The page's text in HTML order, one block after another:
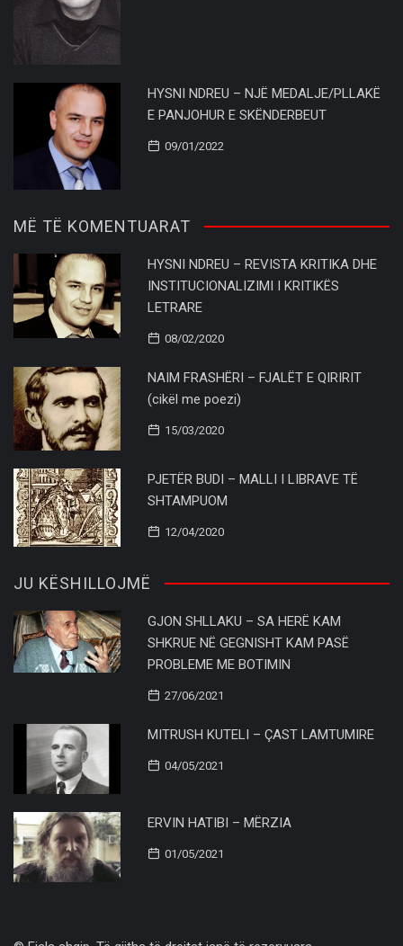
HYSNI NDREU – NJË MEDALJE/PLLAKË
E PANJOHUR E SKËNDERBEUT
09/01/2022
MË TË KOMENTUARAT
HYSNI NDREU – REVISTA KRITIKA DHE
INSTITUCIONALIZIMI I KRITIKËS
LETRARE
08/02/2020
NAIM FRASHËRI – FJALËT E QIRIRIT
(cikël me poezi)
15/03/2020
PJETËR BUDI – MALLI I LIBRAVE TË
SHTAMPUOM
12/04/2020
JU KËSHILLOJMË
GJON SHLLAKU – SA HERË KAM
SHKRUE NË GEGNISHT KAM PASË
PROBLEME ME BOTIMIN
27/06/2021
MITRUSH KUTELI – ÇAST LAMTUMIRE
04/05/2021
ERVIN HATIBI – MËRZIA
01/05/2021